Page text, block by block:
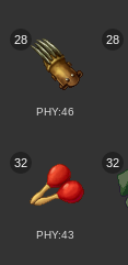
28
PHY:46
28
32
PHY:43
32